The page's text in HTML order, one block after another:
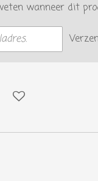
wanneer dit